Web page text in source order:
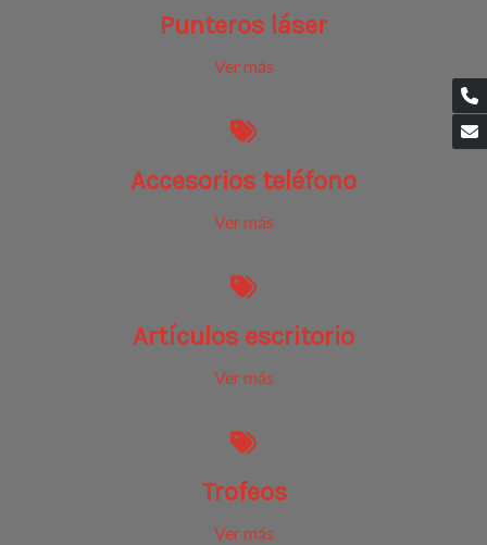
Punteros láser
Ver más
Accesorios teléfono
Ver más
Artículos escritorio
Ver más
Trofeos
Ver más